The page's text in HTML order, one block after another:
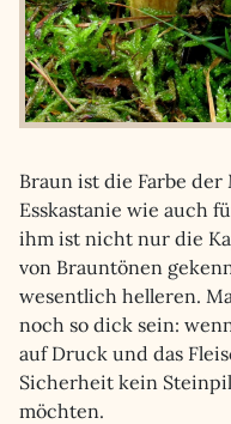
Braun ist die Farbe
Esskastanie wie auch
ihm ist nicht nur die
von Brauntönen
wesentlich helleren.
noch so dick sein:
auf Druck und das
Sicherheit kein
möchten.